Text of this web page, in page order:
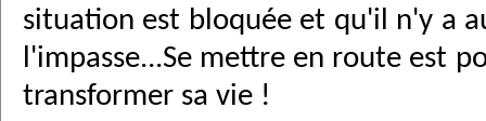
situation est bloquée et qu'il n'y a
l'impasse...Se mettre en route est
transformer sa vie !